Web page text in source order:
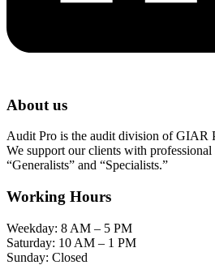
About us
Audit Pro is the audit division of GIAR
We support our clients with
“Generalists” and “Specialists.”
Working Hours
Weekday: 8 AM – 5 PM
Saturday: 10 AM – 1 PM
Sunday: Closed